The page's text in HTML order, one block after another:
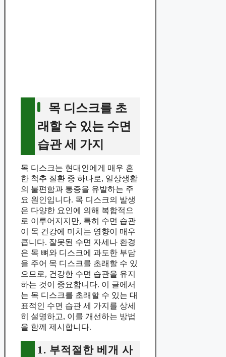
목 디스크를 초
래할 수 있는 수면
습관 세 가지
목 디스크는 현대인에게 매우 흔
한 척추 질환 중 하나로, 일상생활
의 불편함과 통증을 유발하는 주
요 원인입니다. 목 디스크의 발생
은 다양한 요인에 의해 복합적으
로 이루어지지만, 특히 수면 습관
이 목 건강에 미치는 영향이 매우
큽니다. 잘못된 수면 자세나 환경
은 목 뼈와 디스크에 과도한 부담
을 주어 목 디스크를 초래할 수 있
으므로, 건강한 수면 습관을 유지
하는 것이 중요합니다. 이 글에서
는 목 디스크를 초래할 수 있는 대
표적인 수면 습관 세 가지를 상세
히 설명하고, 이를 개선하는 방법
을 함께 제시합니다.
1. 부적절한 베개 사